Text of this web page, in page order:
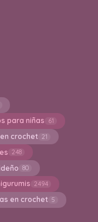
para niñas 61
crochet 21
248
80
2494
en crochet 5